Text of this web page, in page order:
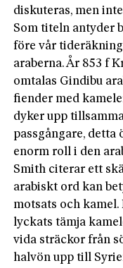
diskuteras, men
Som titeln antyder
före vår
araberna. År 853 f
omtalas Gindibu
fiender med
dyker upp
passgångare, detta
enorm roll i den
Smith citerar ett
arabiskt ord kan
motsats och kamel.
lyckats tämja
vida sträckor från
halvön upp till